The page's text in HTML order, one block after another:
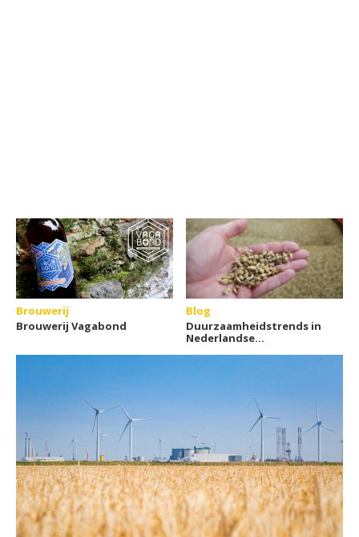
Brouwerij
Brouwerij Vagabond
Blog
Duurzaamheidstrends in
Nederlandse